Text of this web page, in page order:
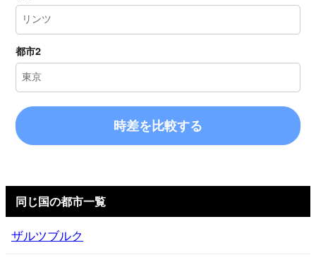
都市2
時差を比較する
同じ国の都市一覧
ザルツブルク